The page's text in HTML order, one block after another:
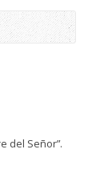
del Señor”.